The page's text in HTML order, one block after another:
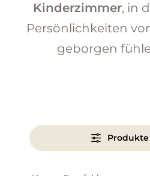
Kinderzimmer, in
Persönlichkeiten
geborgen